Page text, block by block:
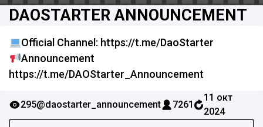
DAOSTARTER ANNOUNCEMENT
Official Channel: https://t.me/DaoStarter
Announcement
https://t.me/DAOStarter_Announcement
295@daostarter_announcement 7261
11 окт
2024